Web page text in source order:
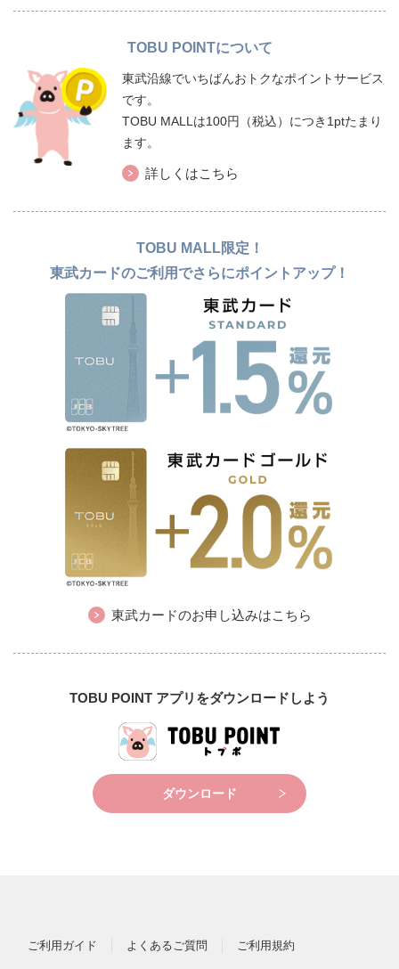
TOBU POINTについて
東武沿線でいちばんおトクなポイントサービス
です。
TOBU MALLは100円（税込）につき1ptたまり
ます。
詳しくはこちら
TOBU MALL限定！
東武カードのご利用でさらにポイントアップ！
東武カードのお申し込みはこちら
TOBU POINT アプリをダウンロードしよう
ダウンロード
ご利用ガイド よくあるご質問 ご利用規約